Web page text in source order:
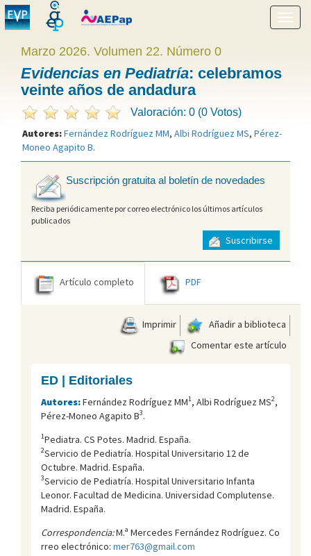
menú
Marzo 2026. Volumen 22. Número 0
Evidencias en Pediatría: celebramos
veinte años de andadura
Valoración: 0 (0 Votos)
Autores:Fernández Rodríguez MM, Albi Rodríguez MS, Pérez-
Moneo Agapito B.
Suscripción gratuita al boletín de novedades
Reciba periódicamente por correo electrónico los últimos artículos
publicados
Suscribirse
Artículo completo PDF
Imprimir
Añadir a biblioteca
Comentar este artículo
ED | Editoriales
Autores:Fernández Rodríguez MM1, Albi Rodríguez MS2,
Pérez-Moneo Agapito B3.
1Pediatra. CS Potes. Madrid. España.
2Servicio de Pediatría. Hospital Universitario 12 de
Octubre. Madrid. España.
3Servicio de Pediatría. Hospital Universitario Infanta
Leonor. Facultad de Medicina. Universidad Complutense.
Madrid. España.
Correspondencia:M.ª Mercedes Fernández Rodríguez. Co
rreo electrónico: mer763@gmail.com